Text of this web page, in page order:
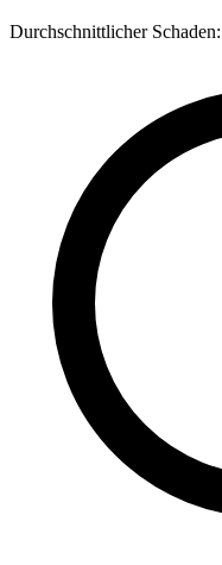
Durchschnittlicher Schaden: